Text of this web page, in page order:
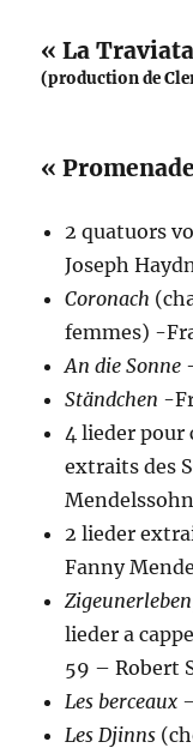
« La
(production de
«
2 quatuors
Joseph Haydn
Coronach
femmes) -
An die Sonne
Ständchen -
4 lieder pour
extraits des
Mendelssohn
2 lieder
Fanny
Zigeunerleben
lieder a
59 – Robert
Les berceaux
Les Djinns